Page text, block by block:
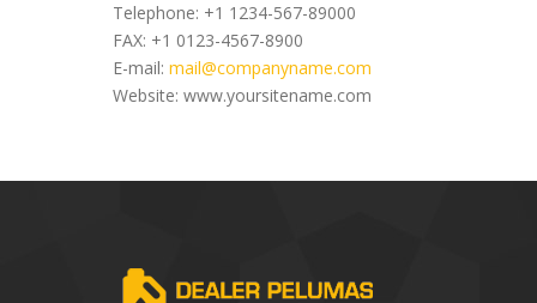
Telephone: +1 1234-567-89000
FAX: +1 0123-4567-8900
E-mail: mail@companyname.com
Website: www.yoursitename.com